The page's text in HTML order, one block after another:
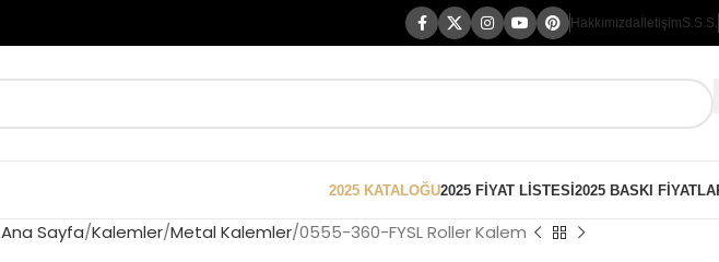
Hakkımızda İletişimS.S.S.
2025 KATALOĞU2025 FİYAT LİSTESİ2025 BASKI
Ana Sayfa Kalemler Metal Kalemler 0555-360-FYSL Roller Kalem